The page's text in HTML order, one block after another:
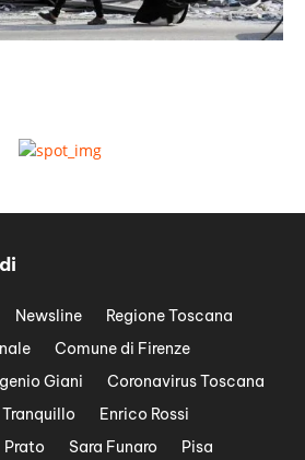
Newsline
Regione Toscana
Comune di Firenze
Giani
Coronavirus Toscana
Enrico Rossi
Prato Sara Funaro
Pisa